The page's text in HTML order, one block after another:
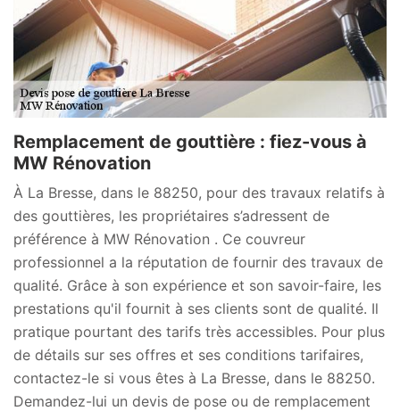
Remplacement de gouttière : fiez-vous à
MW Rénovation
À La Bresse, dans le 88250, pour des travaux relatifs à
des gouttières, les propriétaires s’adressent de
préférence à MW Rénovation . Ce couvreur
professionnel a la réputation de fournir des travaux de
qualité. Grâce à son expérience et son savoir-faire, les
prestations qu'il fournit à ses clients sont de qualité. Il
pratique pourtant des tarifs très accessibles. Pour plus
de détails sur ses offres et ses conditions tarifaires,
contactez-le si vous êtes à La Bresse, dans le 88250.
Demandez-lui un devis de pose ou de remplacement